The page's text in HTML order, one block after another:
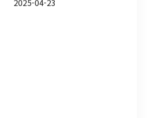
2025-04-23